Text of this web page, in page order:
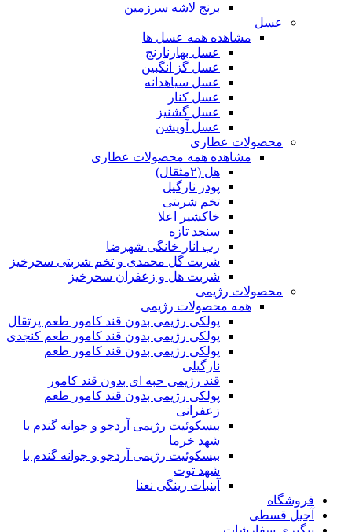
برنج لاشه سرزمین
عسل
مشاهده همه عسل ها
عسل بهارنارنج
عسل گز انگبین
عسل سیاهدانه
عسل کنار
عسل گشنیز
عسل آویشن
محصولات عطاری
مشاهده همه محصولات عطاری
هل (۲مثقال)
پودر نارگیل
تخم شربتی
خاکشیر اعلا
سنجد تازه
رب انار خانگی شهرضا
شربت گل محمدی و تخم شربتی سحرخیز
شربت هل و زعفران سحرخیز
محصولات رژیمی
همه محصولات رژیمی
پولکی رژیمی بدون قند کامور طعم پرتقال
پولکی رژیمی بدون قند کامور طعم کنجدی
پولکی رژیمی بدون قند کامور طعم
نارگیلی
قند رژیمی حبه ای بدون قند کامور
پولکی رژیمی بدون قند کامور طعم
زعفرانی
بيسکوئيت رژیمی آردجو و جوانه گندم با
شهد خرما
بيسکوئيت رژیمی آردجو و جوانه گندم با
شهد توت
آبنبات رینگی نعنا
فروشگاه
آجیل قسطی